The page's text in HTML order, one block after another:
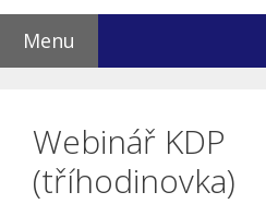
Menu
Webinář KDP
(tříhodinovka)